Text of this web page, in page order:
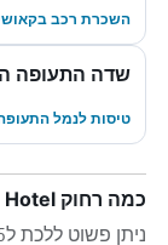
השכרת רכב
שדה התעופה
טיסות לנמל
כמה רחוק Skyone Hotel מ85 Sky Tower?